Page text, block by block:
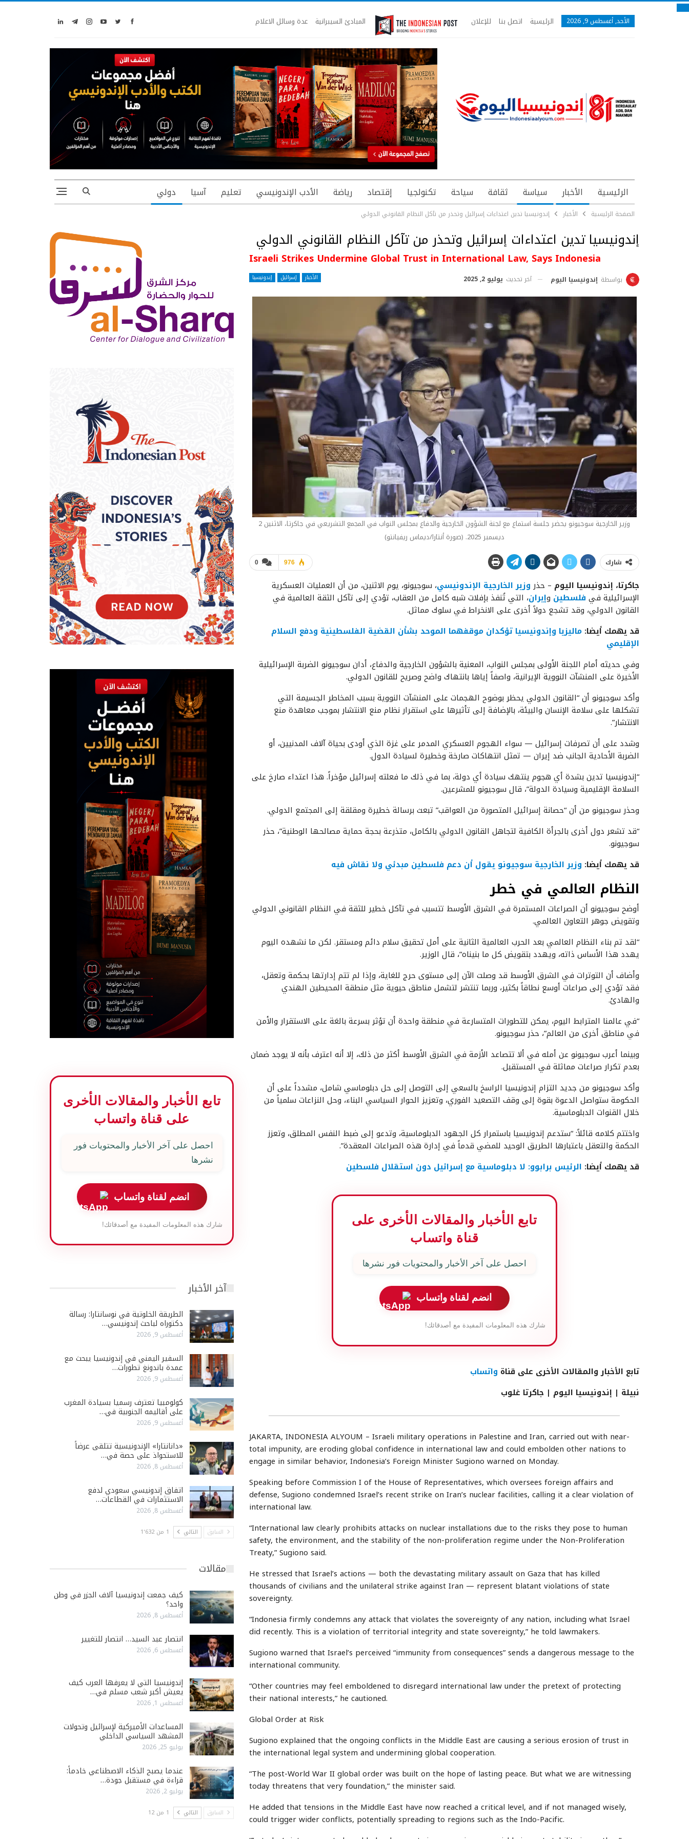
الأحد, أغسطس 9, 2026 الرئيسية اتصل بنا للإعلان المبادئ السيبرانية عدة وسائل الاعلام
الرئيسية الأخبار سياسة ثقافة سياحة تكنولجيا إقتصاد رياضة الأدب الإندونيسي تعليم آسيا دولي
الصفحة الرئيسية الأخبار إندونيسيا تدين اعتداءات إسرائيل وتحذر من تآكل النظام القانوني الدولي
إندونيسيا تدين اعتداءات إسرائيل وتحذر من تآكل النظام القانوني الدولي
Israeli Strikes Undermine Global Trust in International Law, Says Indonesia
الأخبار إسرائيل إندونيسيا بواسطة إندونيسيا اليوم آخر تحديث يوليو 2, 2025
وزير الخارجية سوجيونو يحضر جلسة استماع مع لجنة الشؤون الخارجية والدفاع بمجلس النواب في المجمع التشريعي في جاكرتا، الاثنين 2
ديسمبر 2025. (صورة أنتارا/ديماس ريفيانتو)
0 976 شارك
جاكرتا، إندونيسيا اليوم – حذر وزير الخارجية الإندونيسي، سوجيونو، يوم الاثنين، من أن العمليات العسكرية
الإسرائيلية في فلسطين وإيران، التي تُنفذ بإفلات شبه كامل من العقاب، تؤدي إلى تآكل الثقة العالمية في
القانون الدولي، وقد تشجع دولاً أخرى على الانخراط في سلوك مماثل.
قد يهمك أيضا: ماليزيا وإندونيسيا تؤكدان موقفهما الموحد بشأن القضية الفلسطينية ودفع السلام
الإقليمي
وفي حديثه أمام اللجنة الأولى بمجلس النواب، المعنية بالشؤون الخارجية والدفاع، أدان سوجيونو الضربة الإسرائيلية
الأخيرة على المنشآت النووية الإيرانية، واصفاً إياها بانتهاك واضح وصريح للقانون الدولي.
وأكد سوجيونو أن “القانون الدولي يحظر بوضوح الهجمات على المنشآت النووية بسبب المخاطر الجسيمة التي
تشكلها على سلامة الإنسان والبيئة، بالإضافة إلى تأثيرها على استقرار نظام منع الانتشار بموجب معاهدة منع
الانتشار”.
وشدد على أن تصرفات إسرائيل — سواء الهجوم العسكري المدمر على غزة الذي أودى بحياة آلاف المدنيين، أو
الضربة الأحادية الجانب ضد إيران — تمثل انتهاكات صارخة وخطيرة لسيادة الدول.
“إندونيسيا تدين بشدة أي هجوم ينتهك سيادة أي دولة، بما في ذلك ما فعلته إسرائيل مؤخراً. هذا اعتداء صارخ على
السلامة الإقليمية وسيادة الدولة”، قال سوجيونو للمشرعين.
وحذر سوجيونو من أن “حصانة إسرائيل المتصورة من العواقب” تبعث برسالة خطيرة ومقلقة إلى المجتمع الدولي.
“قد تشعر دول أخرى بالجرأة الكافية لتجاهل القانون الدولي بالكامل، متذرعة بحجة حماية مصالحها الوطنية”، حذر
سوجيونو.
قد يهمك أيضا: وزير الخارجية سوجيونو يقول أن دعم فلسطين مبدئي ولا نقاش فيه
النظام العالمي في خطر
أوضح سوجيونو أن الصراعات المستمرة في الشرق الأوسط تتسبب في تآكل خطير للثقة في النظام القانوني الدولي
وتقويض جوهر التعاون العالمي.
“لقد تم بناء النظام العالمي بعد الحرب العالمية الثانية على أمل تحقيق سلام دائم ومستقر. لكن ما نشهده اليوم
يهدد هذا الأساس ذاته، ويهدد بتقويض كل ما بنيناه”، قال الوزير.
وأضاف أن التوترات في الشرق الأوسط قد وصلت الآن إلى مستوى حرج للغاية، وإذا لم تتم إدارتها بحكمة وتعقل،
فقد تؤدي إلى صراعات أوسع نطاقاً بكثير، وربما تنتشر لتشمل مناطق حيوية مثل منطقة المحيطين الهندي
والهادئ.
“في عالمنا المترابط اليوم، يمكن للتطورات المتسارعة في منطقة واحدة أن تؤثر بسرعة بالغة على الاستقرار والأمن
في مناطق أخرى من العالم”، حذر سوجيونو.
وبينما أعرب سوجيونو عن أمله في ألا تتصاعد الأزمة في الشرق الأوسط أكثر من ذلك، إلا أنه اعترف بأنه لا يوجد ضمان
بعدم تكرار صراعات مماثلة في المستقبل.
وأكد سوجيونو من جديد التزام إندونيسيا الراسخ بالسعي إلى التوصل إلى حل دبلوماسي شامل، مشدداً على أن
الحكومة ستواصل الدعوة بقوة إلى وقف التصعيد الفوري، وتعزيز الحوار السياسي البناء، وحل النزاعات سلمياً من
خلال القنوات الدبلوماسية.
واختتم كلامه قائلاً: “ستدعم إندونيسيا باستمرار كل الجهود الدبلوماسية، وتدعو إلى ضبط النفس المطلق، وتعزز
الحكمة والتعقل باعتبارها الطريق الوحيد للمضي قدماً في إدارة هذه الصراعات المعقدة”.
قد يهمك أيضا: الرئيس برابوو: لا دبلوماسية مع إسرائيل دون استقلال فلسطين
تابع الأخبار والمقالات الأخرى على
قناة واتساب
احصل على آخر الأخبار والمحتويات فور نشرها
انضم لقناة واتساب
شارك هذه المعلومات المفيدة مع أصدقائك!
تابع الأخبار والمقالات الأخرى على قناة واتساب
نبيلة | إندونيسيا اليوم | جاكرتا غلوب
JAKARTA, INDONESIA ALYOUM – Israeli military operations in Palestine and Iran, carried out with near-
total impunity, are eroding global confidence in international law and could embolden other nations to
engage in similar behavior, Indonesia’s Foreign Minister Sugiono warned on Monday.
Speaking before Commission I of the House of Representatives, which oversees foreign affairs and
defense, Sugiono condemned Israel’s recent strike on Iran’s nuclear facilities, calling it a clear violation of
international law.
“International law clearly prohibits attacks on nuclear installations due to the risks they pose to human
safety, the environment, and the stability of the non-proliferation regime under the Non-Proliferation
Treaty,” Sugiono said.
He stressed that Israel’s actions — both the devastating military assault on Gaza that has killed
thousands of civilians and the unilateral strike against Iran — represent blatant violations of state
sovereignty.
“Indonesia firmly condemns any attack that violates the sovereignty of any nation, including what Israel
did recently. This is a violation of territorial integrity and state sovereignty,” he told lawmakers.
Sugiono warned that Israel’s perceived “immunity from consequences” sends a dangerous message to the
international community.
“Other countries may feel emboldened to disregard international law under the pretext of protecting
their national interests,” he cautioned.
Global Order at Risk
Sugiono explained that the ongoing conflicts in the Middle East are causing a serious erosion of trust in
the international legal system and undermining global cooperation.
“The post-World War II global order was built on the hope of lasting peace. But what we are witnessing
today threatens that very foundation,” the minister said.
He added that tensions in the Middle East have now reached a critical level, and if not managed wisely,
could trigger wider conflicts, potentially spreading to regions such as the Indo-Pacific.
تابع الأخبار والمقالات الأخرى
على قناة واتساب
احصل على آخر الأخبار والمحتويات فور
نشرها
انضم لقناة واتساب
شارك هذه المعلومات المفيدة مع أصدقائك!
آخر الأخبار
الطريقة الخلوتية في نوسانتارا: رسالة
دكتوراه لباحث إندونيسي…
أغسطس 9, 2026
السفير اليمني في إندونيسيا يبحث مع
عمدة باندونغ تطورات…
أغسطس 9, 2026
كولومبيا تعترف رسميا بسيادة المغرب
على أقاليمه الجنوبية في…
أغسطس 9, 2026
«دانانتارا» الإندونيسية تتلقى عرضاً
للاستحواذ على حصة في…
أغسطس 8, 2026
اتفاق إندونيسي سعودي لدفع
الاستثمارات في القطاعات…
أغسطس 8, 2026
السابق التالي 1 من 1٬632
مقالات
كيف جمعت إندونيسيا آلاف الجزر في وطن
واحد؟
أغسطس 8, 2026
انتصار عبد السيد… انتصار للتغيير
أغسطس 6, 2026
إندونيسيا التي لا يعرفها العرب كيف
يعيش أكبر شعب مسلم في…
أغسطس 1, 2026
المساعدات الأميركية لإسرائيل وتحولات
المشهد السياسي الداخلي
يوليو 25, 2026
عندما يصبح الذكاء الاصطناعي خادماً:
قراءة في مستقبل جودة…
يوليو 2, 2026
السابق التالي 1 من 12